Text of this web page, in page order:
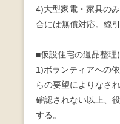
4)大型家電・家具の
合には無償対応。線
■仮設住宅の遺品整理
1)ボランティアへの
らの要望によりなさ
確認されない以上、
する。